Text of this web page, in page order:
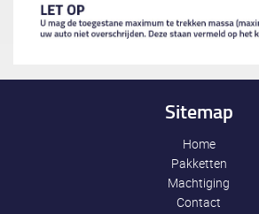
Sitemap
Home
Pakketten
Machtiging
Contact